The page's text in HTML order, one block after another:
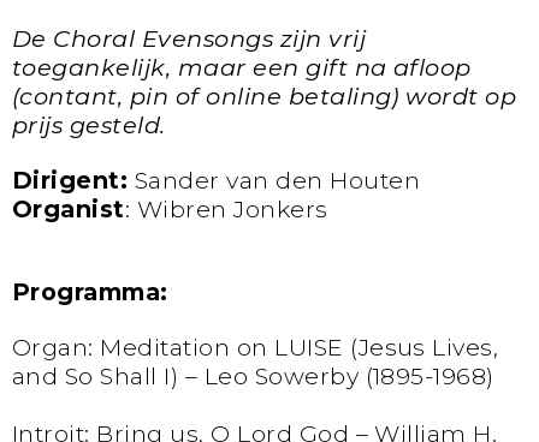
De Choral Evensongs zijn vrij
toegankelijk, maar een gift na afloop
(contant, pin of online betaling) wordt op
prijs gesteld.
Dirigent: Sander van den Houten
Organist: Wibren Jonkers
Programma:
Organ: Meditation on LUISE (Jesus Lives,
and So Shall I) – Leo Sowerby (1895-1968)
Introit: Bring us, O Lord God – William H.